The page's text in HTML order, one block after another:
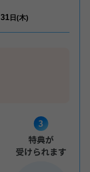
31 日(木)